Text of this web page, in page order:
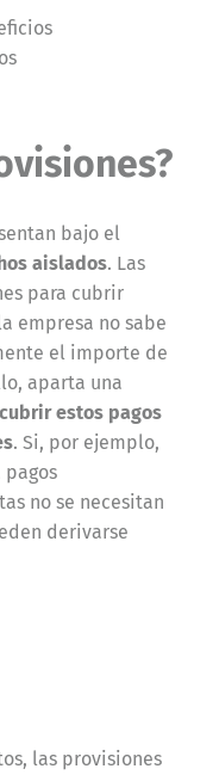
bajo el
aislados. Las
para cubrir
empresa no sabe
el importe de
aparta una
cubrir estos pagos
. Si, por ejemplo,
no se necesitan
derivarse
las provisiones